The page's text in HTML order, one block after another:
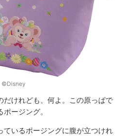
©Disney
だけれども、何よ。この原っぱで
ージング。
ているポージングに腹が立つけれ